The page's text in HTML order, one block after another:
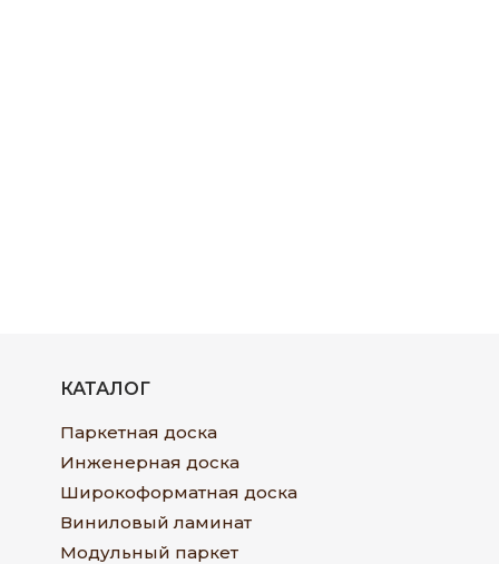
КАТАЛОГ
Паркетная доска
Инженерная доска
Широкоформатная доска
Виниловый ламинат
Модульный паркет